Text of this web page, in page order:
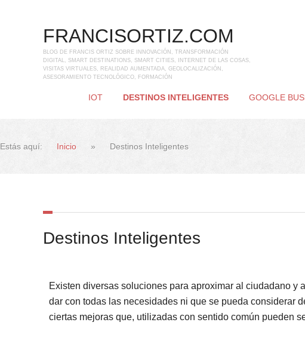
FRANCISORTIZ.COM
BLOG DE FRANCIS ORTIZ SOBRE INNOVACIÓN, TRANSFORMACIÓN
DIGITAL, SMART DESTINATIONS, SMART CITIES, INTERNET DE LAS COSAS,
VISITAS VIRTUALES, REALIDAD AUMENTADA, GEOLOCALIZACIÓN,
ASESORAMIENTO TECNOLÓGICO, FORMACIÓN
IOT DESTINOS INTELIGENTES GOOGLE
Estás aquí: Inicio » Destinos Inteligentes
Destinos Inteligentes
Existen diversas soluciones para aproximar al ciudadano y
dar con todas las necesidades ni que se pueda considerar
ciertas mejoras que, utilizadas con sentido común pueden